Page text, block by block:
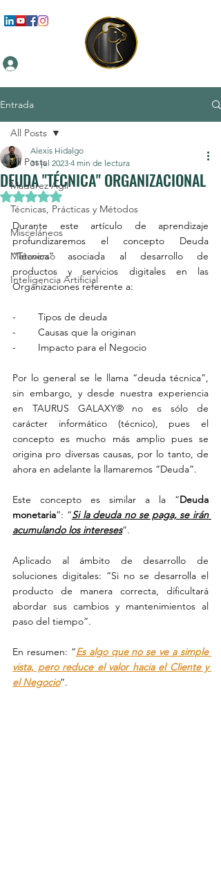
Entrada
All Posts
Madurez Ágil
Técnicas, Prácticas y Métodos
Misceláneos
Metaverso
Inteligencia Artificial
All Posts
DEUDA "TÉCNICA" ORGANIZACIONAL
Alexis Hidalgo
31 jul 2023 4 min de lectura
Obtuvo NaN de 5 estrellas.
Durante este artículo de aprendizaje
profundizaremos el concepto Deuda
“Técnica” asociada al desarrollo de
productos y servicios digitales en las
Organizaciones referente a:
-        Tipos de deuda
-        Causas que la originan
-        Impacto para el Negocio
Por lo general se le llama “deuda técnica”,
sin embargo, y desde nuestra experiencia
en TAURUS GALAXY® no es sólo de
carácter informático (técnico), pues el
concepto es mucho más amplio pues se
origina pro diversas causas, por lo tanto, de
ahora en adelante la llamaremos “Deuda”.
Este concepto es similar a la “Deuda
monetaria”: “Si la deuda no se paga, se irán
acumulando los intereses”.
Aplicado al ámbito de desarrollo de
soluciones digitales: “Si no se desarrolla el
producto de manera correcta, dificultará
abordar sus cambios y mantenimientos al
paso del tiempo”.
En resumen: “Es algo que no se ve a simple
vista, pero reduce el valor hacia el Cliente y
el Negocio”.